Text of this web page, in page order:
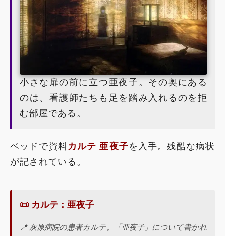
小さな扉の前に立つ亜夜子。その奥にある
のは、看護師たちも足を踏み入れるのを拒
む部屋である。
ベッドで資料カルテ 亜夜子を入手。残酷な病状
が記されている。
📜 カルテ：亜夜子
📍 灰原病院の患者カルテ。「亜夜子」について書かれ